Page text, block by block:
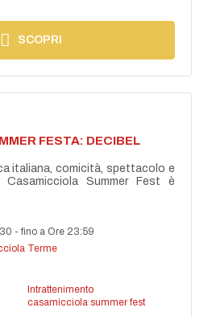
SCOPRI
FESTA: DECIBEL
italiana, comicità, spettacolo e
Summer Fest è
-fino a Ore 23:59
Terme
Intrattenimento
casamicciola summer fest